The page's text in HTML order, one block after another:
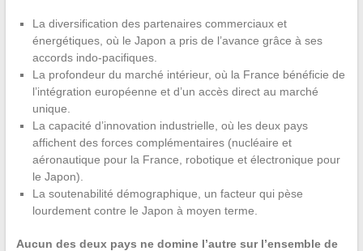
La diversification des partenaires commerciaux et
énergétiques, où le Japon a pris de l’avance grâce à ses
accords indo-pacifiques.
La profondeur du marché intérieur, où la France bénéficie de
l’intégration européenne et d’un accès direct au marché
unique.
La capacité d’innovation industrielle, où les deux pays
affichent des forces complémentaires (nucléaire et
aéronautique pour la France, robotique et électronique pour
le Japon).
La soutenabilité démographique, un facteur qui pèse
lourdement contre le Japon à moyen terme.
Aucun des deux pays ne domine l’autre sur l’ensemble de